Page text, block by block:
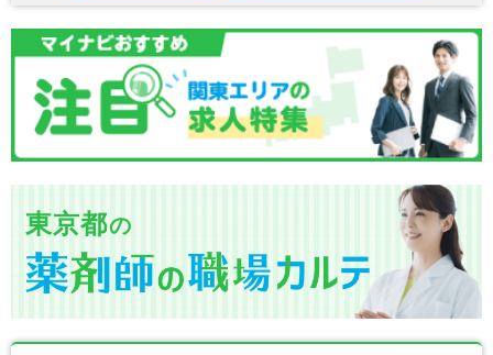
東京都の